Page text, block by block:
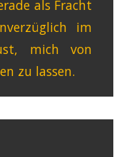
als Fracht
im
mich von
zu lassen.